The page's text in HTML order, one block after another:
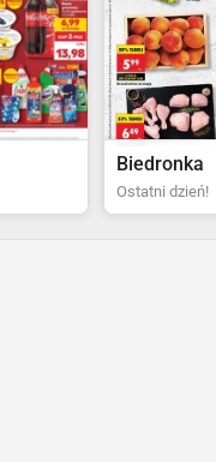
POLOmarket
jeszcze 3 dni